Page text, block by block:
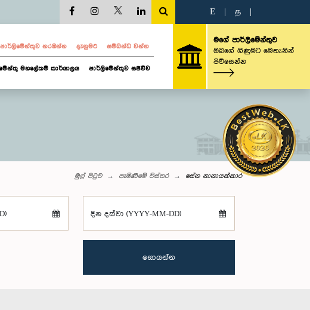
E த
පාර්ලි‌මේන්තුව නරඹන්න දැනුමට සම්බන්ධ වන්න
මහලේකම් කාර්යාලය පාර්ලිමේන්තුව සජීවීව
මගේ පාර්ලිමේන්තුව
ඔබගේ ගිණුමට මෙතැනින්
පිවිසෙන්න
මුල් පිටුව පැමිණීමේ විස්තර සේන නානායක්කාර
දින දක්වා (YYYY-MM-DD)
සොයන්න